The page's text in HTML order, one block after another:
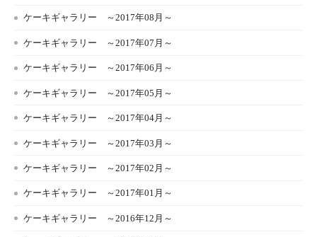
ケーキギャラリー ～2017年08月～
ケーキギャラリー ～2017年07月～
ケーキギャラリー ～2017年06月～
ケーキギャラリー ～2017年05月～
ケーキギャラリー ～2017年04月～
ケーキギャラリー ～2017年03月～
ケーキギャラリー ～2017年02月～
ケーキギャラリー ～2017年01月～
ケーキギャラリー ～2016年12月～